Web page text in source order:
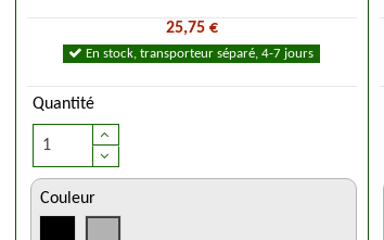
25,75 €
En stock, transporteur séparé, 4-7 jours
Quantité
Couleur